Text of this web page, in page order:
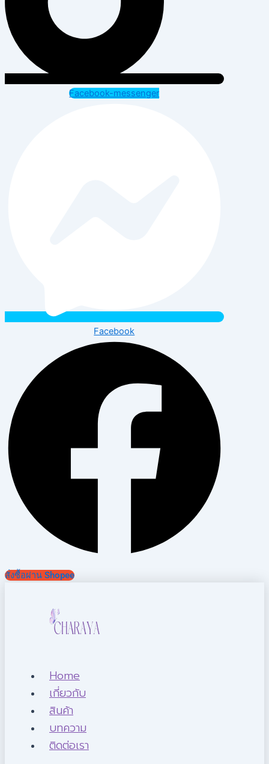
Facebook-messenger
Facebook
สั่งซื้อผ่าน Shopee
Home
เกี่ยวกับ
สินค้า
บทความ
ติดต่อเรา